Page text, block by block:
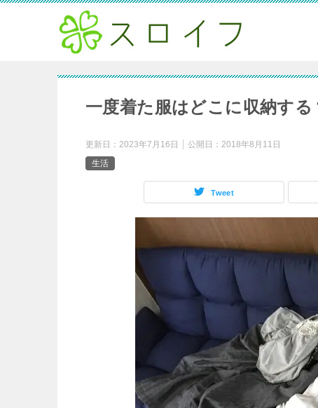
一度着た服はどこに収納す
更新日： 2023年7月16日 公開日： 2018年8月11日
生活
Tweet